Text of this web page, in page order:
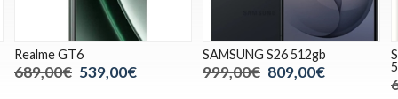
Realme GT6
689,00€ 539,00€
SAMSUNG S26 512gb
999,00€ 809,00€